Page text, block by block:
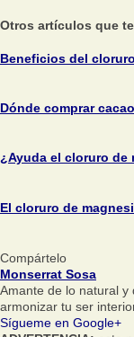
Otros artículos que
Beneficios del
Dónde comprar cacao
¿Ayuda el cloruro de
El cloruro de
Compártelo
Monserrat Sosa
Amante de lo natural y
armonizar tu ser
Sígueme en Google+